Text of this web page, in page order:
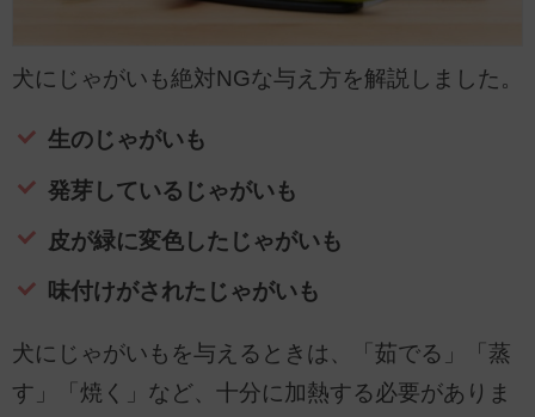
犬にじゃがいも絶対NGな与え方を解説しました。
生のじゃがいも
発芽しているじゃがいも
皮が緑に変色したじゃがいも
味付けがされたじゃがいも
犬にじゃがいもを与えるときは、「茹でる」「蒸
す」「焼く」など、十分に加熱する必要がありま